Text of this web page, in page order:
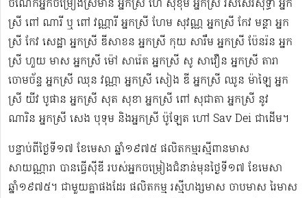
ចំណែកអ្នកចម្រៀងស្រីមាន អ្នកស្រី ហៃ សុខុម​ អ្នកស្រី រស់សេរី​សុទ្ធា អ្នក
ស្រី ពៅ ណារី ឬ ពៅ វណ្ណារី អ្នកស្រី ហែម សុវណ្ណ អ្នកស្រី កែវ មន្ថា អ្នក
ស្រី កែវ សេដ្ឋា អ្នកស្រី ឌី​សាខន អ្នកស្រី កុយ សារឹម អ្នកស្រី ប៉ែនរ៉ន អ្នក
ស្រី ហួយ មាស អ្នកស្រី ម៉ៅ សារ៉េត ​អ្នកស្រី សូ សាវឿន អ្នកស្រី តារា
ចោម​ច័ន្ទ អ្នកស្រី ឈុន វណ្ណា អ្នកស្រី សៀង ឌី អ្នកស្រី ឈូន ម៉ាឡៃ អ្នក
ស្រី យីវ​ បូផាន​ អ្នកស្រី​ សុត សុខា អ្នកស្រី ពៅ សុជាតា អ្នកស្រី នូវ
ណារិន អ្នកស្រី សេង បុទុម និងអ្នកស្រី ប៉ូឡែត ហៅ Sav Dei ជាដើម។
បន្ទាប់​ពីថ្ងៃទី១៧ ខែមេសា ឆ្នាំ១៩៧៥​ ផលិតកម្មរស្មីពានមាស
សាយណ្ណារា បានធ្វើស៊ីឌី ​របស់អ្នកចម្រៀងជំនាន់មុនថ្ងៃទី១៧ ខែមេសា
ឆ្នាំ១៩៧៥។ ជាមួយគ្នាផងដែរ ផលិតកម្ម រស្មីហង្សមាស ចាបមាស រៃមាស​